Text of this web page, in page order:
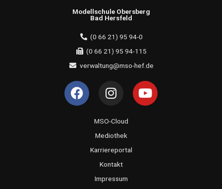
Modellschule Obersberg
Bad Hersfeld
(0 66 21) 95 94-0
(0 66 21) 95 94-115
verwaltung@mso-hef.de
F
a
I
n
t
a
g
r
m
Y
o
MSO-Cloud
Mediothek
Karriereportal
Kontakt
Impressum